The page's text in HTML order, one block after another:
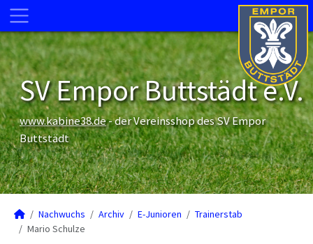
SV Empor Buttstädt e.V.
www.kabine38.de- der Vereinsshop des SV Empor
Buttstädt
Nachwuchs Archiv E-Junioren
Trainerstab
Mario Schulze